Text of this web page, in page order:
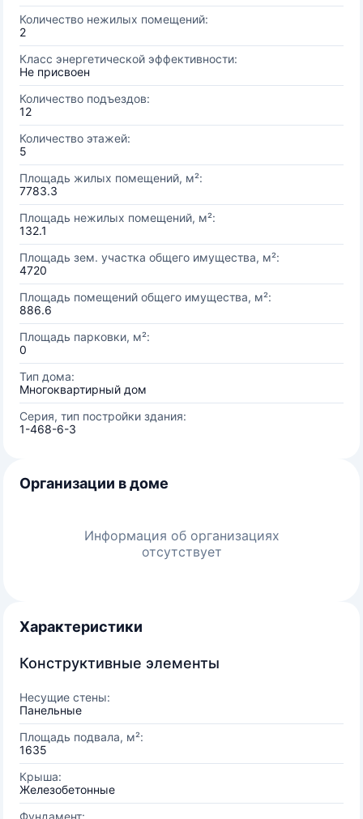
Количество нежилых помещений:
2
Класс энергетической эффективности:
Не присвоен
Количество подъездов:
12
Количество этажей:
5
Площадь жилых помещений, м²:
7783.3
Площадь нежилых помещений, м²:
132.1
Площадь зем. участка общего имущества, м²:
4720
Площадь помещений общего имущества, м²:
886.6
Площадь парковки, м²:
0
Тип дома:
Многоквартирный дом
Серия, тип постройки здания:
1-468-6-3
Организации в доме
Информация об организациях
отсутствует
Характеристики
Конструктивные элементы
Несущие стены:
Панельные
Площадь подвала, м²:
1635
Крыша:
Железобетонные
Фундамент: